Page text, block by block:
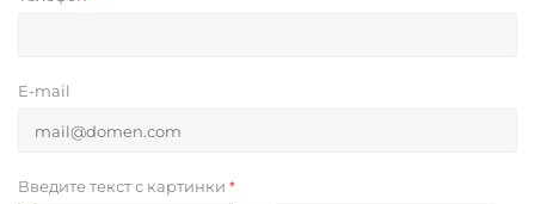
E-mail
Введите текст с картинки *